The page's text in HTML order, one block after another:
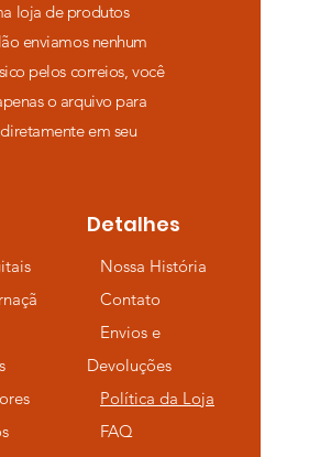
loja de produtos
enviamos nenhum
pelos correios, você
o arquivo para
em seu
Detalhes
Nossa História
Contato
Envios e
Devoluções
Política da Loja
FAQ